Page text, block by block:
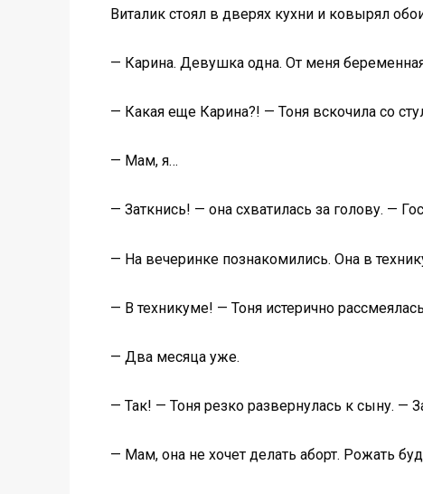
Виталик стоял в дверях кухни и ковырял
— Карина. Девушка одна. От меня
— Какая еще Карина?! — Тоня вскочила со
— Мам, я…
— Заткнись! — она схватилась за голову. —
— На вечеринке познакомились. Она в
— В техникуме! — Тоня истерично
— Два месяца уже.
— Так! — Тоня резко развернулась к сыну. —
— Мам, она не хочет делать аборт. Рожать